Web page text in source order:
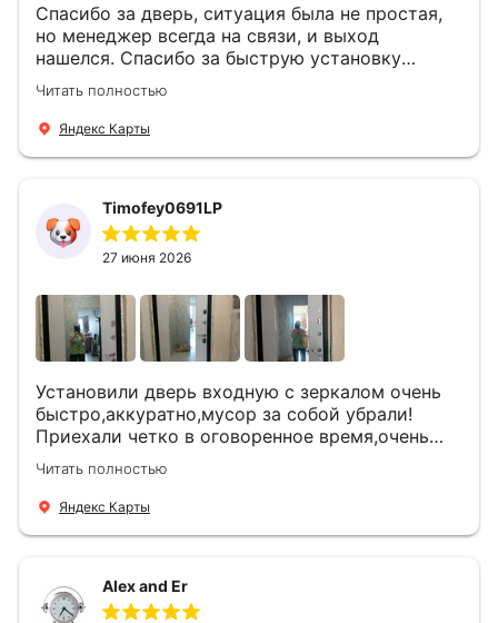
Спасибо за дверь, ситуация была не простая,
но менеджер всегда на связи, и выход
нашелся. Спасибо за быструю установку
Роману, один и привёз, и установил. Надеюсь,
что дверь нам долго послужит
Читать полностью
Яндекс Карты
Timofey0691LP
27 июня 2026
Установили дверь входную с зеркалом очень
быстро,аккуратно,мусор за собой убрали!
Приехали четко в оговоренное время,очень
вежливые,деликатные рабочие .Все
понравилось и дверь ,и работа и цена!
Читать полностью
Яндекс Карты
Alex and Er